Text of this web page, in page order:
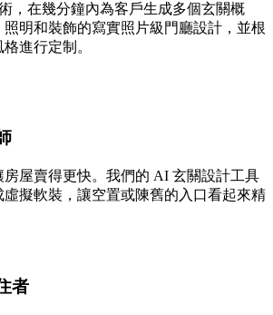
，在幾分鐘內為客戶生成多個玄關概
明和裝飾的寫實照片級門廳設計，並根
進行定制。
屋賣得更快。我們的 AI 玄關設計工具
擬軟裝，讓空置或陳舊的入口看起來精
者